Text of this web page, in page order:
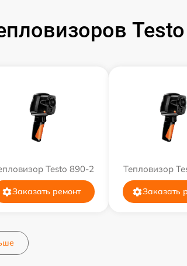
Testo
Testo 890-2
Заказать ремонт
Тепловизор
Заказать